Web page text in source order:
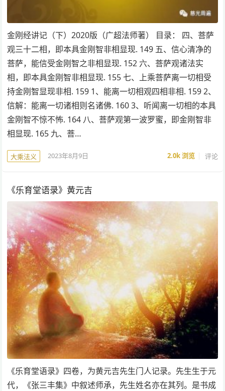
金刚经讲记（下）2020版（广超法师著） 目录： 四、菩萨
观三十二相，即本具金刚智非相显现. 149 五、信心清净的
菩萨，能信受金刚智之非相显现. 152 六、菩萨观诸法实
相，即本具金刚智非相显现. 155 七、上乘菩萨离一切相受
持金刚智显现非相. 159 1、能离一切相观四相非相. 159 2、
信解：能离一切诸相则名诸佛. 160 3、听闻离一切相的本具
金刚智不惊不怖. 164 八、菩萨观第一波罗蜜，即金刚智非
相显现. 165 九、菩…
大乘法义 2023年8月9日 2.0k浏览 评论
《乐育堂语录》黄元吉
《乐育堂语录》四卷，为黄元吉先生门人记录。先生生于元
代，《张三丰集》中叙述师承，先生姓名亦在其列。是书成